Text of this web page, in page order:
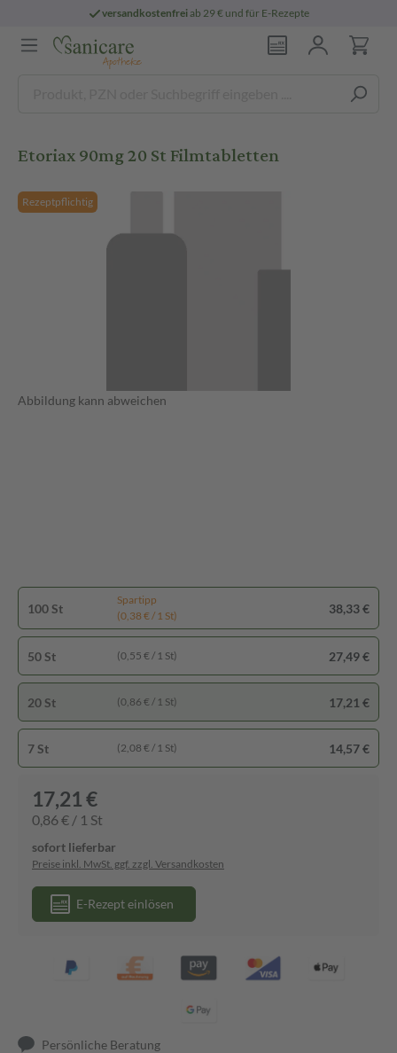
versandkostenfreiab 29 € und für E-Rezepte
Etoriax 90mg 20 St Filmtabletten
Rezeptpflichtig
Abbildung kann abweichen
100 St
Spartipp
(0,38 € / 1 St)
38,33 €
50 St (0,55 € / 1 St) 27,49 €
20 St (0,86 € / 1 St) 17,21 €
7 St (2,08 € / 1 St) 14,57 €
17,21 €
0,86 € / 1 St
sofort lieferbar
Preise inkl. MwSt. ggf. zzgl. Versandkosten
E-Rezept einlösen
Persönliche Beratung